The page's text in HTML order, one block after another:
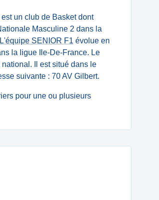
est un club de Basket dont
Masculine 2 dans la
L'équipe SENIOR F1 évolue en
la ligue Ile-De-France. Le
Il est situé dans le
suivante : 70 AV Gilbert.
pour une ou plusieurs